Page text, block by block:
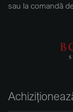
sau la comandă